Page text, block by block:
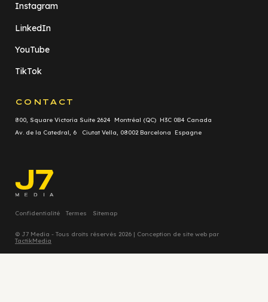
Instagram
LinkedIn
YouTube
TikTok
CONTACT
800, Square Victoria Suite 2624 Montréal (QC) H3C 0B4 Canada
Av. de la Catedral, 6 Ciutat Vella, 08002 Barcelona Espagne
Confidentialité Termes Sitemap
© J7 Media - Tous droits réservés 2026 | Conception de site web par
TactikMedia